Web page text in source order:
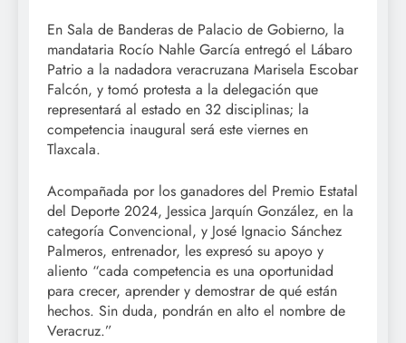
En Sala de Banderas de Palacio de Gobierno, la
mandataria Rocío Nahle García entregó el Lábaro
Patrio a la nadadora veracruzana Marisela Escobar
Falcón, y tomó protesta a la delegación que
representará al estado en 32 disciplinas; la
competencia inaugural será este viernes en
Tlaxcala.
Acompañada por los ganadores del Premio Estatal
del Deporte 2024, Jessica Jarquín González, en la
categoría Convencional, y José Ignacio Sánchez
Palmeros, entrenador, les expresó su apoyo y
aliento “cada competencia es una oportunidad
para crecer, aprender y demostrar de qué están
hechos. Sin duda, pondrán en alto el nombre de
Veracruz.”